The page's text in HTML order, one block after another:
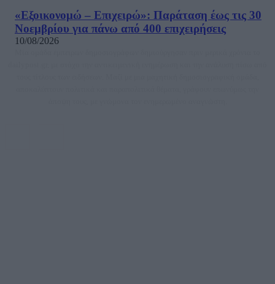
«Εξοικονομώ – Επιχειρώ»: Παράταση έως τις 30
Νοεμβρίου για πάνω από 400 επιχειρήσεις
10/08/2026